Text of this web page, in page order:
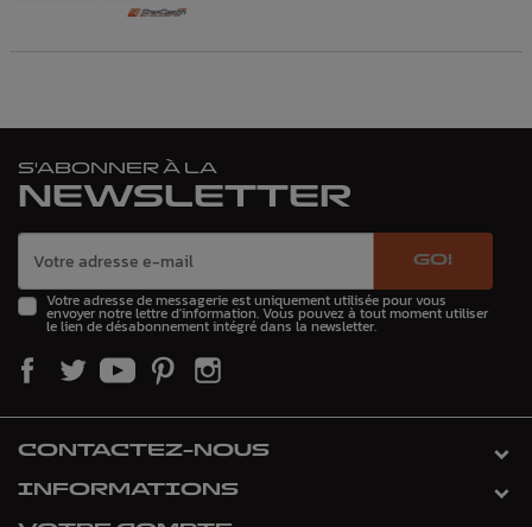
S'ABONNER À LA
NEWSLETTER
GO!
Votre adresse de messagerie est uniquement utilisée pour vous
envoyer notre lettre d'information. Vous pouvez à tout moment utiliser
le lien de désabonnement intégré dans la newsletter.
CONTACTEZ-NOUS
INFORMATIONS